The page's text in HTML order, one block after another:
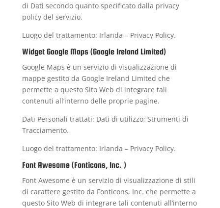
di Dati secondo quanto specificato dalla privacy
policy del servizio.
Luogo del trattamento: Irlanda – Privacy Policy.
Widget Google Maps (Google Ireland Limited)
Google Maps è un servizio di visualizzazione di
mappe gestito da Google Ireland Limited che
permette a questo Sito Web di integrare tali
contenuti all’interno delle proprie pagine.
Dati Personali trattati: Dati di utilizzo; Strumenti di
Tracciamento.
Luogo del trattamento: Irlanda – Privacy Policy.
Font Awesome (Fonticons, Inc. )
Font Awesome è un servizio di visualizzazione di stili
di carattere gestito da Fonticons, Inc. che permette a
questo Sito Web di integrare tali contenuti all’interno